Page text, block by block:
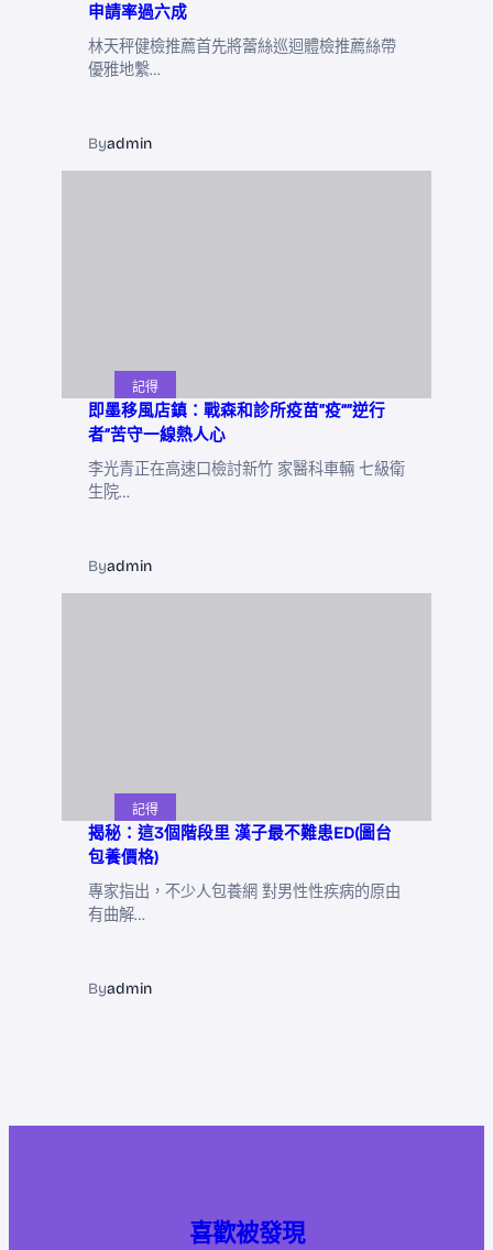
申請率過六成
林天秤健檢推薦首先將蕾絲巡迴體檢推薦絲帶
優雅地繫…
Byadmin
記得
即墨移風店鎮：戰森和診所疫苗“疫”“逆行
者”苦守一線熱人心
李光青正在高速口檢討新竹 家醫科車輛 七級衛
生院…
Byadmin
記得
揭秘：這3個階段里 漢子最不難患ED(圖台
包養價格)
專家指出，不少人包養網 對男性性疾病的原由
有曲解…
Byadmin
喜歡被發現